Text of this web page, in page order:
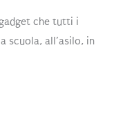
che tutti i
scuola, all’asilo, in